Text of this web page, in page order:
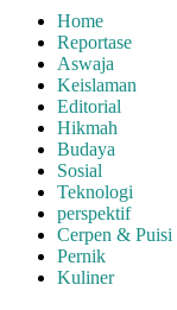
Home
Reportase
Aswaja
Keislaman
Editorial
Hikmah
Budaya
Sosial
Teknologi
perspektif
Cerpen & Puisi
Pernik
Kuliner